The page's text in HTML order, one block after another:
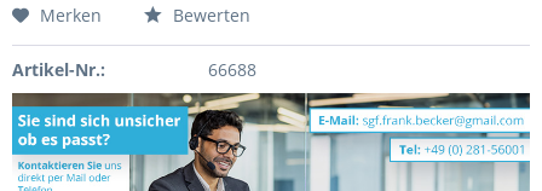
Merken Bewerten
Artikel-Nr.: 66688